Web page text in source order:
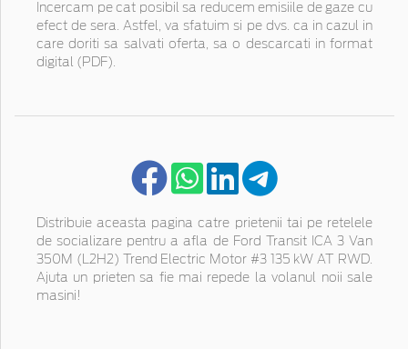
Incercam pe cat posibil sa reducem emisiile de gaze cu
efect de sera. Astfel, va sfatuim si pe dvs. ca in cazul in
care doriti sa salvati oferta, sa o descarcati in format
digital (PDF).
Distribuie aceasta pagina catre prietenii tai pe retelele
de socializare pentru a afla de Ford Transit ICA 3 Van
350M (L2H2) Trend Electric Motor #3 135 kW AT RWD.
Ajuta un prieten sa fie mai repede la volanul noii sale
masini!